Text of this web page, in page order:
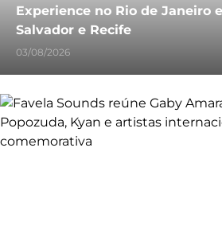
Experience no Rio de Janeiro
Salvador e Recife
03/08/2026